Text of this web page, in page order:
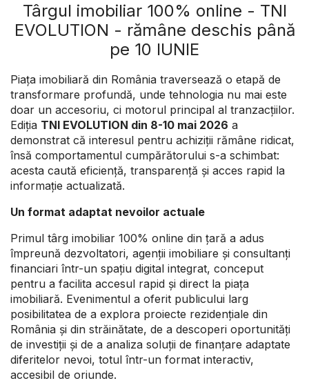
Târgul imobiliar 100% online - TNI
EVOLUTION - rămâne deschis până
pe 10 IUNIE
Piața imobiliară din România traversează o etapă de
transformare profundă, unde tehnologia nu mai este
doar un accesoriu, ci motorul principal al tranzacțiilor.
Ediția TNI EVOLUTION din 8-10 mai 2026 a
demonstrat că interesul pentru achiziții rămâne ridicat,
însă comportamentul cumpărătorului s-a schimbat:
acesta caută eficiență, transparență și acces rapid la
informație actualizată.
Un format adaptat nevoilor actuale
Primul târg imobiliar 100% online din țară a adus
împreună dezvoltatori, agenții imobiliare și consultanți
financiari într-un spațiu digital integrat, conceput
pentru a facilita accesul rapid și direct la piața
imobiliară. Evenimentul a oferit publicului larg
posibilitatea de a explora proiecte rezidențiale din
România și din străinătate, de a descoperi oportunități
de investiții și de a analiza soluții de finanțare adaptate
diferitelor nevoi, totul într-un format interactiv,
accesibil de oriunde.